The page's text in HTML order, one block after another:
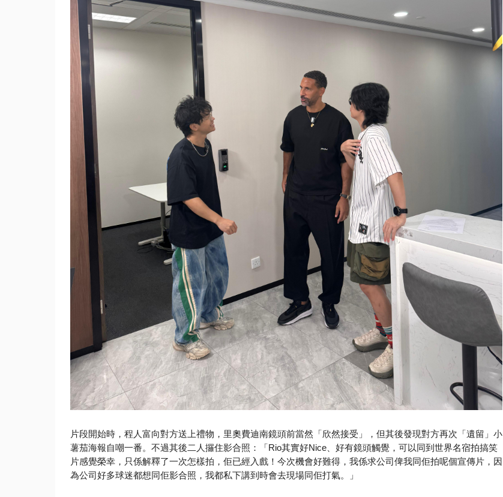
片段開始時，程人富向對方送上禮物，里奧費迪南鏡頭前當然「欣然接受」，但其後發現對方再次「遺留」小
薯茄海報自嘲一番。 不過其後二人攞住影合照：「Rio其實好Nice
好有鏡頭觸覺，可以同到世界名宿拍搞笑
片感覺榮幸， 只係解釋了一次怎樣拍，佢已經入戲！今次機會好難得， 我係求公司俾我同佢拍呢個宣傳片， 因
為公司好多球迷都想同佢影合照， 我都私下講到時會去現場同佢打氣。」